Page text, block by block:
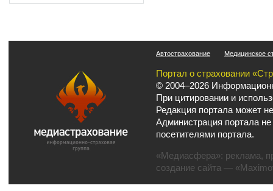
Автострахование Медицинское
Портал о страховании
© 2004–2026
При цитировании и
Редакция портала может
Администрация портала
посетителями портала.
«Медиасфера»: реклама,
создание сайта —